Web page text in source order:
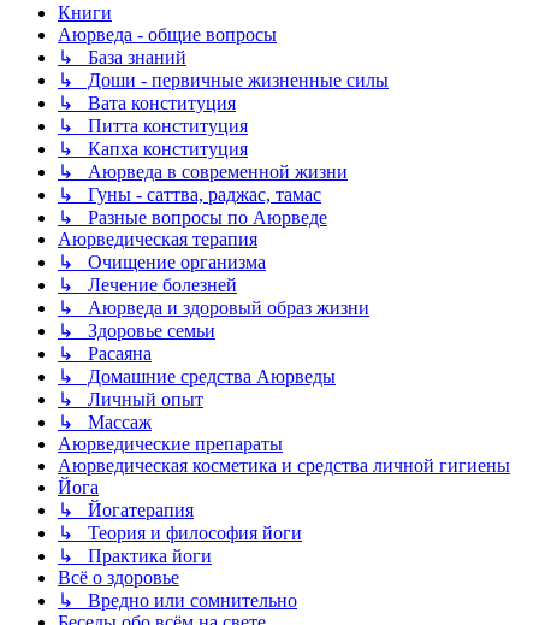
Книги
Аюрведа - общие вопросы
↳ База знаний
↳ Доши - первичные жизненные силы
↳ Вата конституция
↳ Питта конституция
↳ Капха конституция
↳ Аюрведа в современной жизни
↳ Гуны - саттва, раджас, тамас
↳ Разные вопросы по Аюрведе
Аюрведическая терапия
↳ Очищение организма
↳ Лечение болезней
↳ Аюрведа и здоровый образ жизни
↳ Здоровье семьи
↳ Расаяна
↳ Домашние средства Аюрведы
↳ Личный опыт
↳ Массаж
Аюрведические препараты
Аюрведическая косметика и средства личной гигиены
Йога
↳ Йогатерапия
↳ Теория и философия йоги
↳ Практика йоги
Всё о здоровье
↳ Вредно или сомнительно